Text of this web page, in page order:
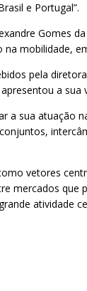
e Portugal”.
Gomes
mobilidade,
pela
a
a sua
vetores
mercados
atividade